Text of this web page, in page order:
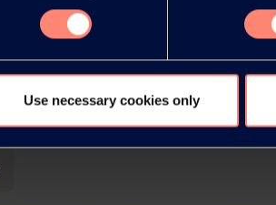
Use necessary cookies only